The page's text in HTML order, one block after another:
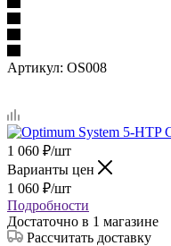
Артикул: OS008
1 060 ₽/шт
Варианты цен
1 060 ₽/шт
Подробности
Достаточно в 1 магазине
Рассчитать доставку